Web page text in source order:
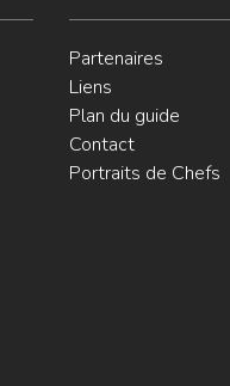
Partenaires
Liens
Plan du guide
Contact
Portraits de Chefs